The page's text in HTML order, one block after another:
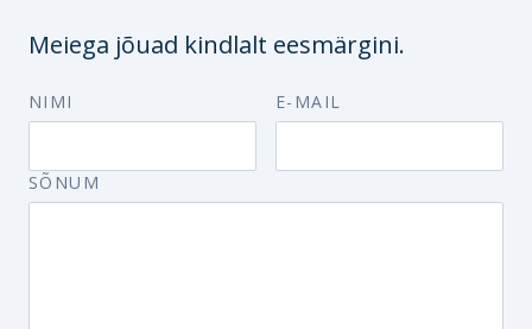
Meiega jõuad kindlalt eesmärgini.
NIMI E-MAIL
SÕNUM